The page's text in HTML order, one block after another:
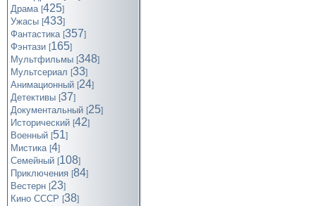
Драма [425]
Ужасы [433]
Фантастика [357]
Фэнтази [165]
Мультфильмы [348]
Мультсериал [33]
Анимационный [24]
Детективы [37]
Документальный [25]
Исторический [42]
Военный [51]
Мистика [4]
Семейный [108]
Приключения [84]
Вестерн [23]
Кино СССР [38]